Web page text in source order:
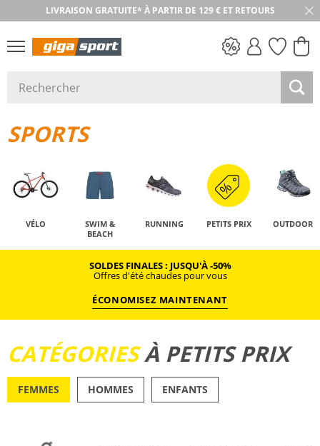
LIVRAISON GRATUITE* À PARTIR DE 129 € ET RETOURS
RETOUR SOUS 30 JOURS
SPORTS
VÉLO
SWIM &
BEACH
RUNNING PETITS PRIX OUTDOOR
SOLDES FINALES : JUSQU'À -50%
Offres d'été chaudes pour vous
ÉCONOMISEZ MAINTENANT
CATÉGORIESÀ PETITS PRIX
FEMMES HOMMES ENFANTS